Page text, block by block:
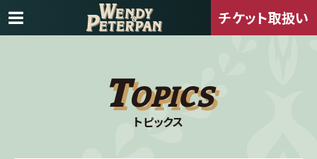
チケット取扱い
TOPICS
トピックス